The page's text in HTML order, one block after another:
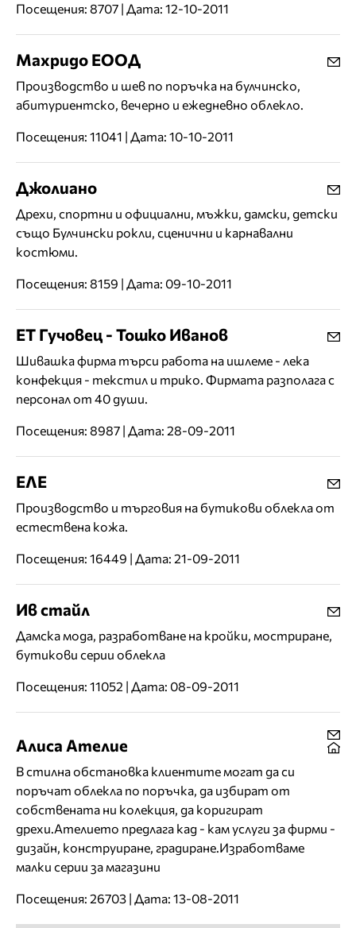
Посещения: 8707 | Дата: 12-10-2011
Махридо ЕООД
Производство и шев по поръчка на булчинско,
абитуриентско, вечерно и ежедневно облекло.
Посещения: 11041 | Дата: 10-10-2011
Джолиано
Дрехи, спортни и официални, мъжки, дамски, детски
също Булчински рокли, сценични и карнавални
костюми.
Посещения: 8159 | Дата: 09-10-2011
ЕТ Гучовец - Тошко Иванов
Шивашка фирма търси работа на ишлеме - лека
конфекция - текстил и трико. Фирмата разполага с
персонал от 40 души.
Посещения: 8987 | Дата: 28-09-2011
ЕЛЕ
Производство и търговия на бутикови облекла от
естествена кожа.
Посещения: 16449 | Дата: 21-09-2011
Ив стайл
Дамска мода, разработване на кройки, мостриране,
бутикови серии облекла
Посещения: 11052 | Дата: 08-09-2011
Алиса Ателие
В стилна обстановка клиентите могат да си
поръчат облекла по поръчка, да избират от
собствената ни колекция, да коригират
дрехи.Ателието предлага кад - кам услуги за фирми -
дизайн, конструиране, градиране.Изработваме
малки серии за магазини
Посещения: 26703 | Дата: 13-08-2011